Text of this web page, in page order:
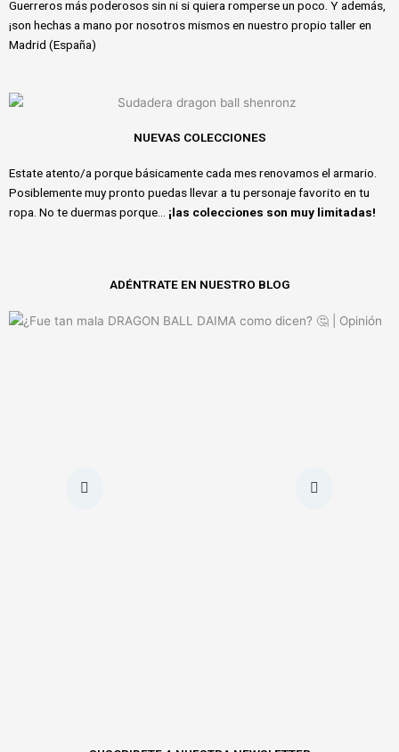
Guerreros más poderosos sin ni si quiera romperse un poco. Y además,
¡son hechas a mano por nosotros mismos en nuestro propio taller en
Madrid (España)
NUEVAS COLECCIONES
Estate atento/a porque básicamente cada mes renovamos el armario.
Posiblemente muy pronto puedas llevar a tu personaje favorito en tu
ropa. No te duermas porque… ¡las colecciones son muy limitadas!
ADÉNTRATE EN NUESTRO BLOG